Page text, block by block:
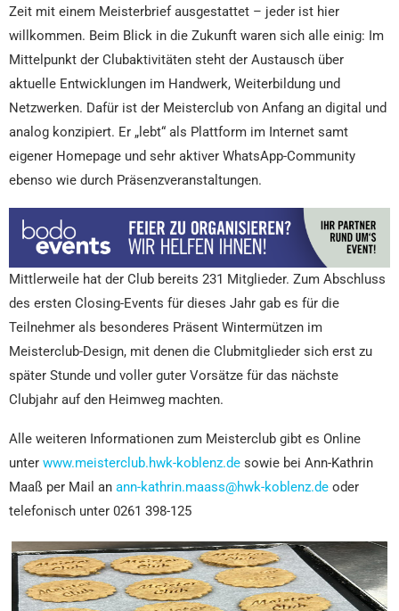
Zeit mit einem Meisterbrief ausgestattet – jeder ist hier
willkommen. Beim Blick in die Zukunft waren sich alle einig: Im
Mittelpunkt der Clubaktivitäten steht der Austausch über
aktuelle Entwicklungen im Handwerk, Weiterbildung und
Netzwerken. Dafür ist der Meisterclub von Anfang an digital und
analog konzipiert. Er „lebt“ als Plattform im Internet samt
eigener Homepage und sehr aktiver WhatsApp-Community
ebenso wie durch Präsenzveranstaltungen.
Mittlerweile hat der Club bereits 231 Mitglieder. Zum Abschluss
des ersten Closing-Events für dieses Jahr gab es für die
Teilnehmer als besonderes Präsent Wintermützen im
Meisterclub-Design, mit denen die Clubmitglieder sich erst zu
später Stunde und voller guter Vorsätze für das nächste
Clubjahr auf den Heimweg machten.
Alle weiteren Informationen zum Meisterclub gibt es Online
unter www.meisterclub.hwk-koblenz.de sowie bei Ann-Kathrin
Maaß per Mail an ann-kathrin.maass@hwk-koblenz.de oder
telefonisch unter 0261 398-125